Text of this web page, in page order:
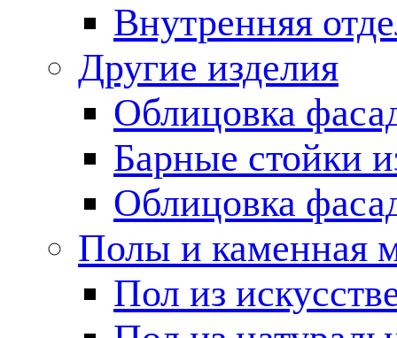
Внутренняя
Другие изделия
Облицовка
Барные стойки
Облицовка
Полы и каменная
Пол из